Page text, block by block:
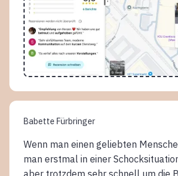
Babette Fürbringer
Wenn man einen geliebten
man erstmal in einer
aber trotzdem sehr schnell um die